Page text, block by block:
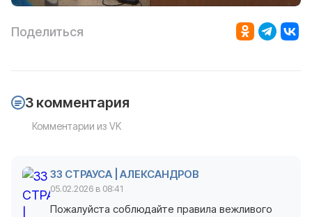
Поделиться
3 комментария
Комментарии из VK
33 СТРАУСА | АЛЕКСАНДРОВ
05.02.2026 в 08:41
Пожалуйста соблюдайте правила вежливого